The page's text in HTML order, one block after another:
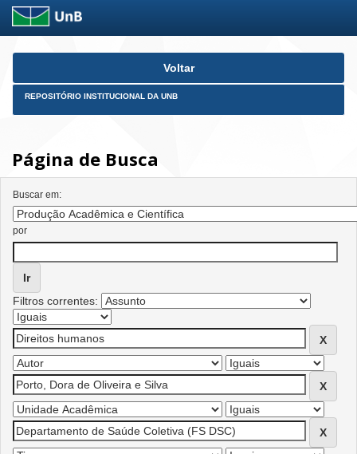
Skip
Voltar
REPOSITÓRIO INSTITUCIONAL DA UNB
Página de Busca
Buscar em:
por
Filtros correntes: